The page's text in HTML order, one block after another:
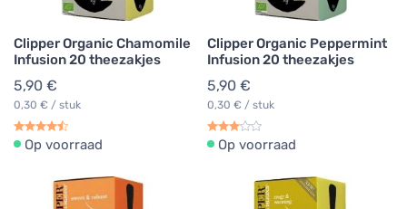
Clipper Organic Chamomile
Infusion 20 theezakjes
5,90 €
0,30 € / stuk
Op voorraad
Clipper Organic Peppermint
Infusion 20 theezakjes
5,90 €
0,30 € / stuk
Op voorraad